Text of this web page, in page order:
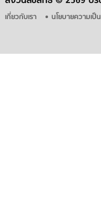
เกี่ยวกับเรา นโยบายความเ